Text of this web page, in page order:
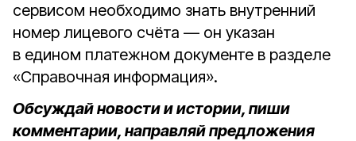
сервисом необходимо знать внутренний
номер лицевого счёта — он указан
в едином платежном документе в разделе
«Справочная информация».
Обсуждай новости и истории, пиши
комментарии, направляй предложения